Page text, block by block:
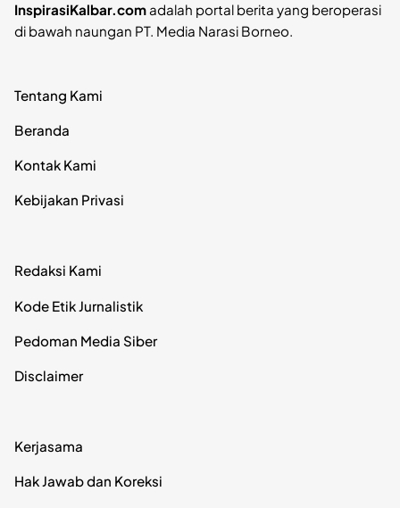
InspirasiKalbar.comadalah portal berita yang beroperasi
di bawah naungan PT. Media Narasi Borneo.
Tentang Kami
Beranda
Kontak Kami
Kebijakan Privasi
Redaksi Kami
Kode Etik Jurnalistik
Pedoman Media Siber
Disclaimer
Kerjasama
Hak Jawab dan Koreksi